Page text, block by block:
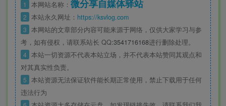
1 本网站名称： 微分享自媒体驿站
2 本站永久网址： https://ksvlog.com
3 本网站的文章部分内容可能来源于网络，仅供大家学习与参
考，如有侵权，请联系站长 QQ:3541716168进行删除处理。
4 本站一切资源不代表本站立场，并不代表本站赞同其观点和
对其真实性负责。
5 本站资源无法保证软件能长期正常使用，禁止下载用于任何
违法行为